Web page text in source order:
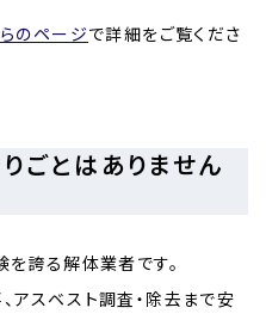
のページで詳細をご覧くださ
ごとはありません
誇る解体業者です。
スベスト調査・除去まで安